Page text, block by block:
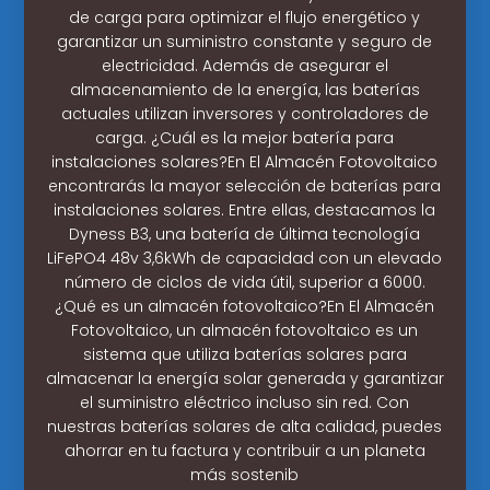
de carga para optimizar el flujo energético y
garantizar un suministro constante y seguro de
electricidad. Además de asegurar el
almacenamiento de la energía, las baterías
actuales utilizan inversores y controladores de
carga. ¿Cuál es la mejor batería para
instalaciones solares?En El Almacén Fotovoltaico
encontrarás la mayor selección de baterías para
instalaciones solares. Entre ellas, destacamos la
Dyness B3, una batería de última tecnología
LiFePO4 48v 3,6kWh de capacidad con un elevado
número de ciclos de vida útil, superior a 6000.
¿Qué es un almacén fotovoltaico?En El Almacén
Fotovoltaico, un almacén fotovoltaico es un
sistema que utiliza baterías solares para
almacenar la energía solar generada y garantizar
el suministro eléctrico incluso sin red. Con
nuestras baterías solares de alta calidad, puedes
ahorrar en tu factura y contribuir a un planeta
más sostenib